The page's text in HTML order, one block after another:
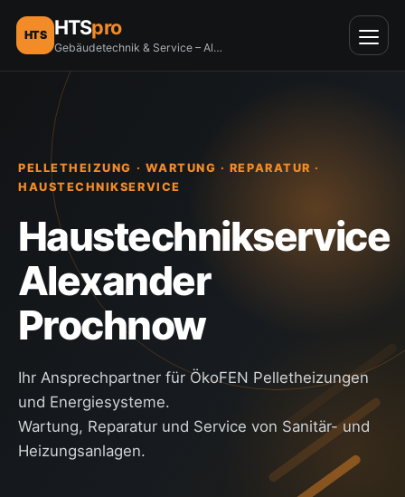
HTS HTSpro
Gebäudetechnik & Service – Alexander Prochnow
PELLETHEIZUNG · WARTUNG · REPARATUR ·
HAUSTECHNIKSERVICE
Haustechnikservice
Alexander
Prochnow
Ihr Ansprechpartner für ÖkoFEN Pelletheizungen
und Energiesysteme.
Wartung, Reparatur und Service von Sanitär- und
Heizungsanlagen.